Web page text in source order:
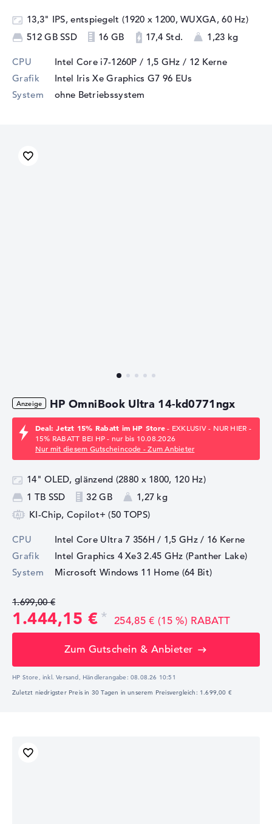
13,3" IPS, entspiegelt (1920 x 1200, WUXGA, 60 Hz)
512 GB SSD
16 GB 17,4 Std. 1,23 kg
CPU Intel Core i7-1260P / 1,5 GHz / 12 Kerne
Grafik
Intel Iris Xe Graphics G7 96 EUs
System
ohne Betriebssystem
HP OmniBook Ultra 14-kd0771ngx
Deal: Jetzt 15% Rabatt im HP Store- EXKLUSIV - NUR HIER -
15% RABATT BEI HP - nur bis 10.08.2026
Nur mit diesem Gutscheincode - Zum Anbieter
14" OLED, glänzend (2880 x 1800, 120 Hz)
1 TB SSD
32 GB
1,27 kg
KI-Chip, Copilot+ (50 TOPS)
CPU Intel Core Ultra 7 356H / 1,5 GHz/ 16 Kerne
Grafik
Intel Graphics 4 Xe3 2.45 GHz (Panther Lake)
System
Microsoft Windows 11 Home (64 Bit)
1.699,00 €
1.444,15 € 254,85 € (15 %) RABATT
Zum Gutschein & Anbieter
HP Store, inkl. Versand, Händlerangabe:08.08.26 10:51
Zuletzt niedrigster Preis in 30 Tagen in unserem Preisvergleich: 1.699,00 €